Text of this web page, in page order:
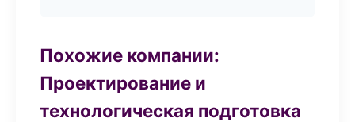
Похожие компании:
Проектирование и
технологическая подготовка